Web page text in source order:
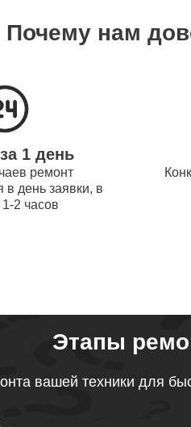
охлаждения
ноутбуков
памяти
ноутбуков
Почему нам
1 день
ремонт
в день заявки, в
2 часов
Этапы
вашей техники для